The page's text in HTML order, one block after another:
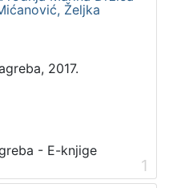
Željka
2017.
- E-knjige
1